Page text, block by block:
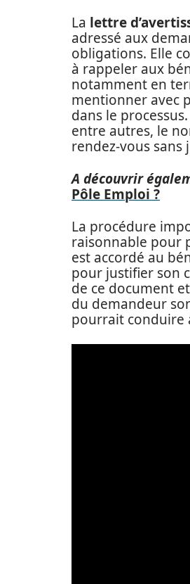
La lettre
adressé aux
obligations. Elle
à rappeler aux
notamment en
mentionner avec
dans le
entre autres, le
rendez-vous
A découvrir
Pôle Emploi ?
La procédure
raisonnable pour
est accordé au
pour justifier son
de ce document
du demandeur
pourrait conduire